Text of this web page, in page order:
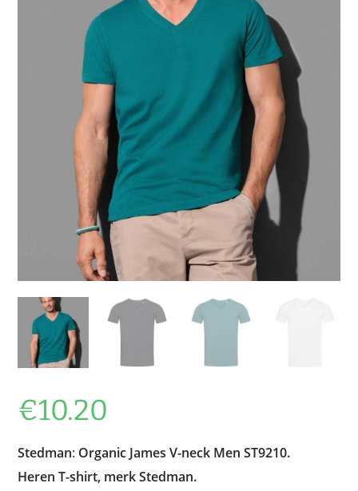
€10.20
Stedman: Organic James V-neck Men ST9210.
Heren T-shirt, merk Stedman.